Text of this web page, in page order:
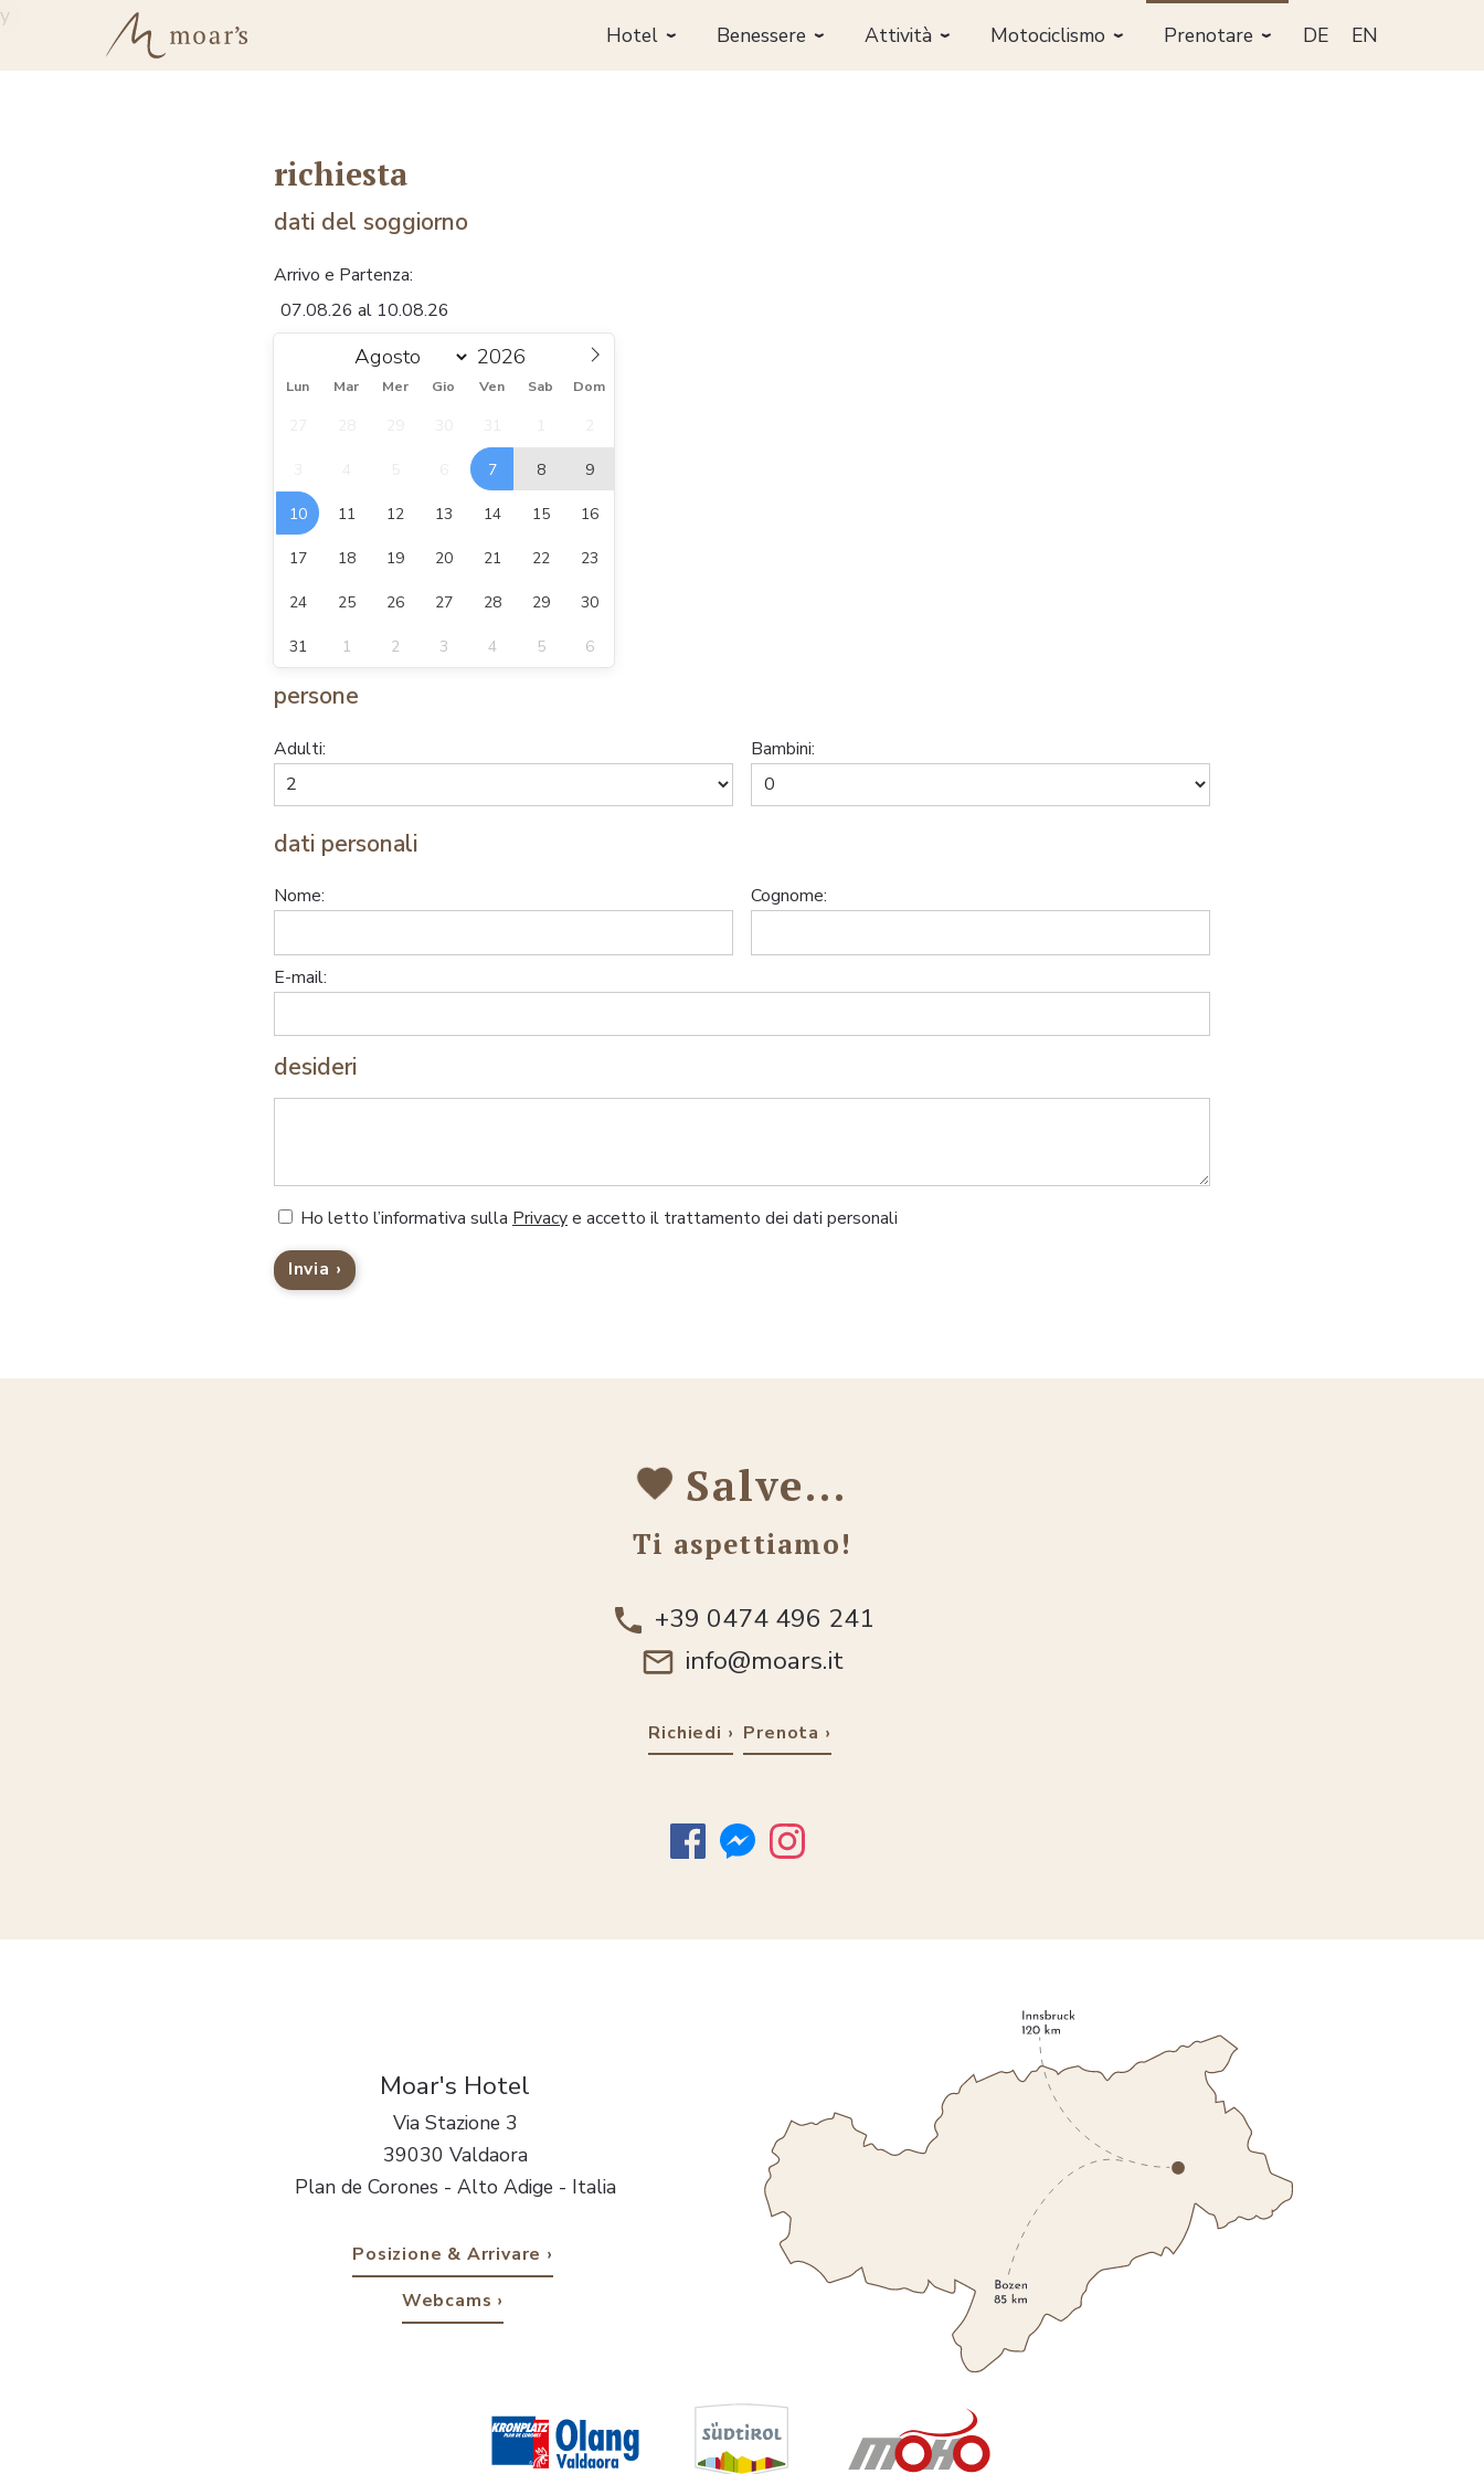
y
Hotel Benessere Attività Motociclismo Prenotare DE EN
richiesta
dati del soggiorno
Arrivo e Partenza:
Lun Mar Mer Gio Ven Sab Dom
7 8 9
10 11 12 13 14 15 16
17 18 19 20 21 22 23
24 25 26 27 28 29 30
31 1 2 3 4 5 6
persone
Adulti: Bambini:
dati personali
Nome: Cognome:
E-mail:
desideri
Ho letto l’informativa sulla Privacye accetto il trattamento dei dati personali
Salve…
Ti aspettiamo!
+39 0474 496 241
info@moars.it
Richiedi Prenota
Moar's Hotel
Via Stazione 3
39030 Valdaora
Plan de Corones - Alto Adige - Italia
Posizione & Arrivare
Webcams